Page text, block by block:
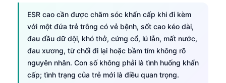
ESR cao cần được chăm sóc khẩn cấp khi đi kèm
với một đứa trẻ trông có vẻ bệnh, sốt cao kéo dài,
đau đầu dữ dội, khó thở, cứng cổ, lú lẫn, mất nước,
đau xương, từ chối đi lại hoặc bầm tím không rõ
nguyên nhân. Con số không phải là tình huống khẩn
cấp; tình trạng của trẻ mới là điều quan trọng.
Svenska
Bosanski
Azərbaycan dili
Eesti
日本語